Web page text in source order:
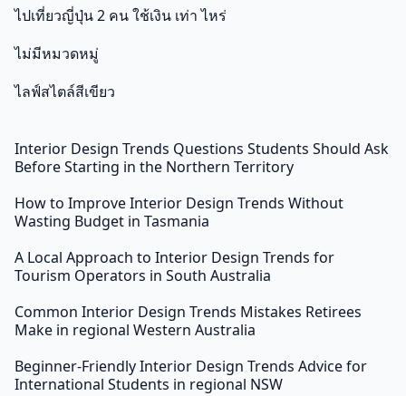
ไปเที่ยวญี่ปุ่น 2 คน ใช้เงิน เท่า ไหร่
ไม่มีหมวดหมู่
ไลฟ์สไตล์สีเขียว
Interior Design Trends Questions Students Should Ask
Before Starting in the Northern Territory
How to Improve Interior Design Trends Without
Wasting Budget in Tasmania
A Local Approach to Interior Design Trends for
Tourism Operators in South Australia
Common Interior Design Trends Mistakes Retirees
Make in regional Western Australia
Beginner-Friendly Interior Design Trends Advice for
International Students in regional NSW